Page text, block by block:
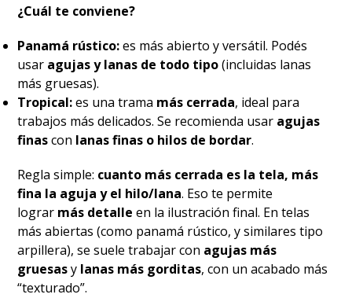
¿Cuál te conviene?
Panamá rústico:es más abierto y versátil. Podés
usar agujas y lanas de todo tipo(incluidas lanas
más gruesas).
Tropical:es una trama más cerrada, ideal para
trabajos más delicados. Se recomienda usar agujas
finascon lanas finas o hilos de bordar.
Regla simple: cuanto más cerrada es la tela, más
fina la aguja y el hilo/lana. Eso te permite
lograr más detalle en la ilustración final. En telas
más abiertas (como panamá rústico, y similares tipo
arpillera), se suele trabajar con agujas más
gruesasy lanas más gorditas, con un acabado más
“texturado”.